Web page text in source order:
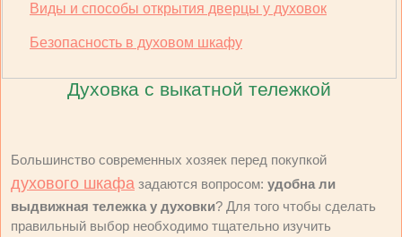
Виды и способы открытия дверцы у духовок
Безопасность в духовом шкафу
Духовка с выкатной тележкой
Большинство современных хозяек перед покупкой
духового шкафа задаются вопросом: удобна ли
выдвижная тележка у духовки? Для того чтобы сделать
правильный выбор необходимо тщательно изучить